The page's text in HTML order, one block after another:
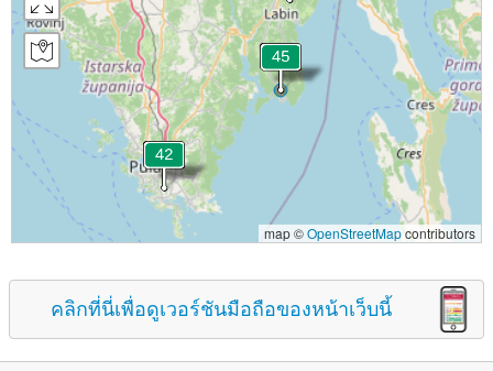
map ©OpenStreetMapcontributors
คลิกที่นี่เพื่อดูเวอร์ชันมือถือของหน้าเว็บนี้